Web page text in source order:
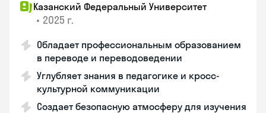
Казанский Федеральный Университет
• 2025 г.
Обладает профессиональным образованием
в переводе и переводоведении
Углубляет знания в педагогике и кросс-
культурной коммуникации
Создает безопасную атмосферу для изучения